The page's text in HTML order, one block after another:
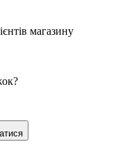
магазину